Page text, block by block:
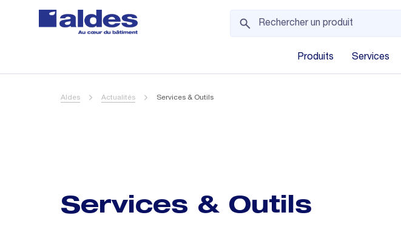
Produits Services
Aldes Actualités Services & Outils
Services & Outils